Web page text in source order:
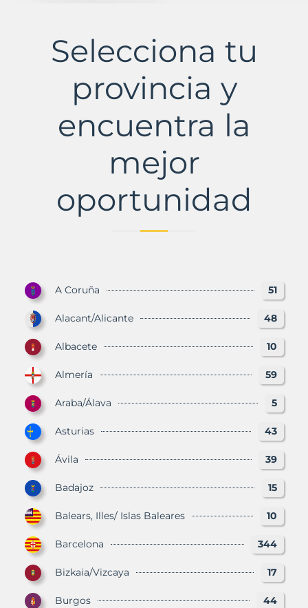
Llobregat
Municipio
Murbalands
Selecciona tu
provincia y
encuentra la
mejor
oportunidad
A Coruña 51
Alacant/Alicante 48
Albacete 10
Almería 59
Araba/Álava 5
Asturias 43
Ávila 39
Badajoz 15
Balears, Illes/ Islas Baleares 10
Barcelona 344
Bizkaia/Vizcaya 17
Burgos 44